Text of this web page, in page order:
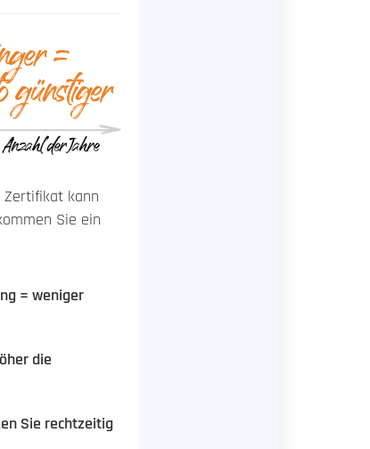
Zertifikat kann
Sie ein
= weniger
die
Sie rechtzeitig